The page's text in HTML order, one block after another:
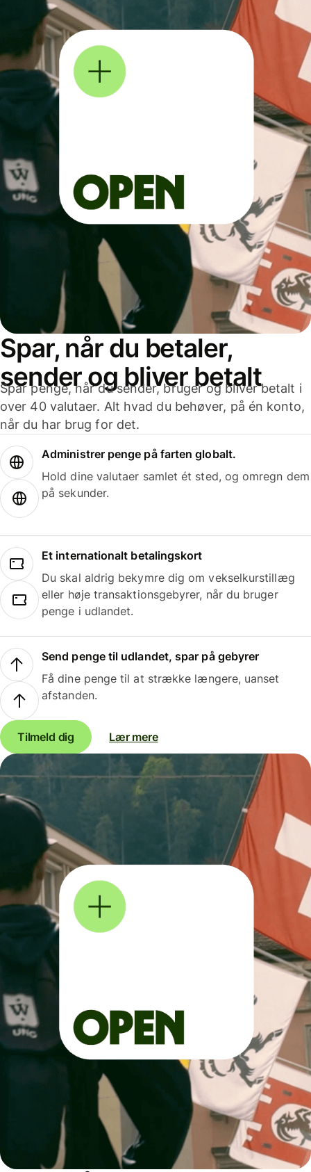
Spar, når du betaler,
sender og bliver betalt
Spar penge, når du sender, bruger og bliver betalt i
over 40 valutaer. Alt hvad du behøver, på én konto,
når du har brug for det.
Administrer penge på farten globalt.
Hold dine valutaer samlet ét sted, og omregn dem
på sekunder.
Et internationalt betalingskort
Du skal aldrig bekymre dig om vekselkurstillæg
eller høje transaktionsgebyrer, når du bruger
penge i udlandet.
Send penge til udlandet, spar på gebyrer
Få dine penge til at strække længere, uanset
afstanden.
Tilmeld dig Lær mere